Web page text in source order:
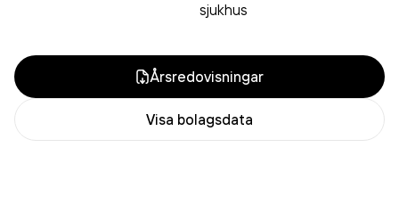
sjukhus
Årsredovisningar
Visa bolagsdata